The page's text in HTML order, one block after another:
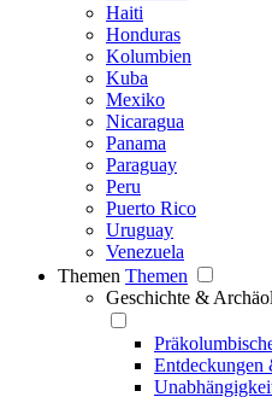
Haiti
Honduras
Kolumbien
Kuba
Mexiko
Nicaragua
Panama
Paraguay
Peru
Puerto Rico
Uruguay
Venezuela
Themen Themen
Geschichte &